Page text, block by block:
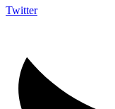
Twitter